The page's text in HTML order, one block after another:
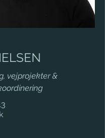
vejprojekter &